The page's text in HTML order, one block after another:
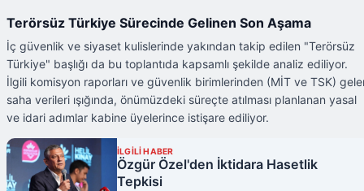
Terörsüz Türkiye Sürecinde Gelinen Son Aşama
İç güvenlik ve siyaset kulislerinde yakından takip edilen "Terörsüz
Türkiye" başlığı da bu toplantıda kapsamlı şekilde analiz ediliyor.
İlgili komisyon raporları ve güvenlik birimlerinden (MİT ve TSK)
saha verileri ışığında, önümüzdeki süreçte atılması planlanan yasal
ve idari adımlar kabine üyelerince istişare ediliyor.
İLGİLİ HABER
Özgür Özel'den İktidara Hasetlik
Tepkisi